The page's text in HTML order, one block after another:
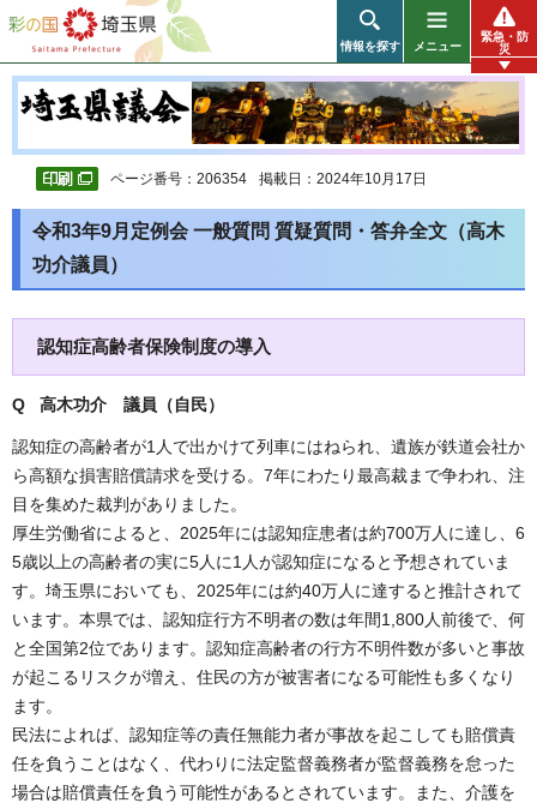
彩の国 埼玉県
情報を探す メニュー
緊急・防
災
ページ番号：206354 掲載日：2024年10月17日
令和3年9月定例会 一般質問 質疑質問・答弁全文（高木
功介議員）
認知症高齢者保険制度の導入
Q 高木功介 議員（自民）
認知症の高齢者が1人で出かけて列車にはねられ、遺族が鉄道会社か
ら高額な損害賠償請求を受ける。7年にわたり最高裁まで争われ、注
目を集めた裁判がありました。
厚生労働省によると、2025年には認知症患者は約700万人に達し、6
5歳以上の高齢者の実に5人に1人が認知症になると予想されていま
す。埼玉県においても、2025年には約40万人に達すると推計されて
います。本県では、認知症行方不明者の数は年間1,800人前後で、何
と全国第2位であります。認知症高齢者の行方不明件数が多いと事故
が起こるリスクが増え、住民の方が被害者になる可能性も多くなり
ます。
民法によれば、認知症等の責任無能力者が事故を起こしても賠償責
任を負うことはなく、代わりに法定監督義務者が監督義務を怠った
場合は賠償責任を負う可能性があるとされています。また、介護を